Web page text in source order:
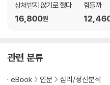
상처받지 않기로 했다
16,800원
힘들까
관련 분류
eBook 인문 심리/정신분석